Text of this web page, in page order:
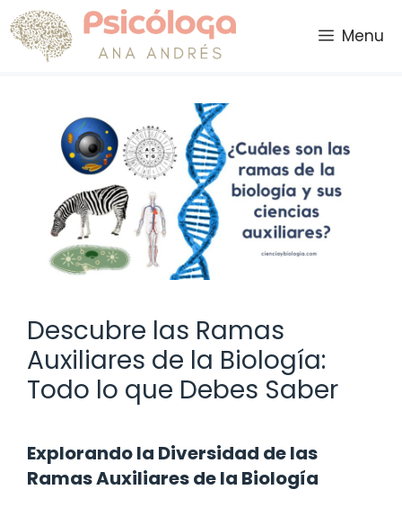
Saltar
al
contenido
Menu
Descubre las Ramas
Auxiliares de la Biología:
Todo lo que Debes Saber
Explorando la Diversidad de las
Ramas Auxiliares de la Biología